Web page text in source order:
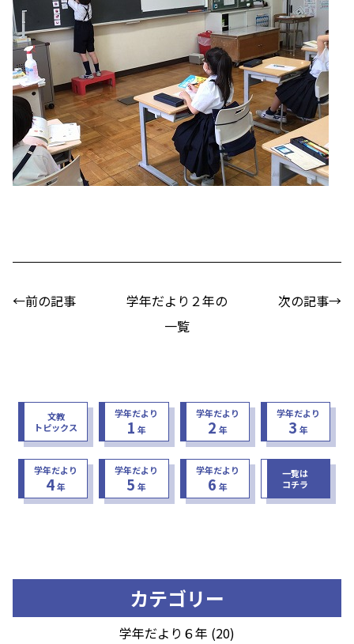
←前の記事
学年だより２年の
一覧
次の記事→
文教
トピックス
学年だより
1 年
学年だより
2 年
学年だより
3 年
学年だより
4年
学年だより
5 年
学年だより
6 年
一覧は
コチラ
カテゴリー
学年だより６年 (20)